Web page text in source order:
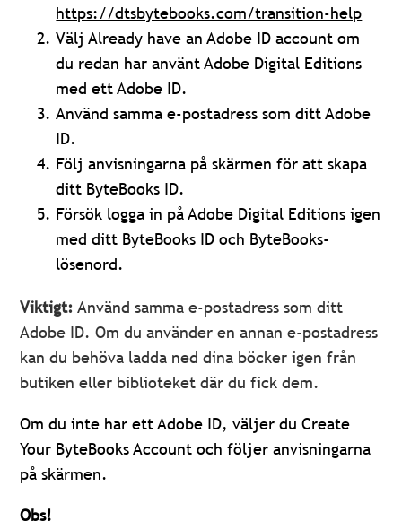
https://dtsbytebooks.com/transition-help
Välj Already have an Adobe ID account om
du redan har använt Adobe Digital Editions
med ett Adobe ID.
Använd samma e-postadress som ditt Adobe
ID.
Följ anvisningarna på skärmen för att skapa
ditt ByteBooks ID.
Försök logga in på Adobe Digital Editions igen
med ditt ByteBooks ID och ByteBooks-
lösenord.
Viktigt: Använd samma e-postadress som ditt
Adobe ID. Om du använder en annan e-postadress
kan du behöva ladda ned dina böcker igen från
butiken eller biblioteket där du fick dem.
Om du inte har ett Adobe ID, väljer du Create
Your ByteBooks Account och följer anvisningarna
på skärmen.
Obs!